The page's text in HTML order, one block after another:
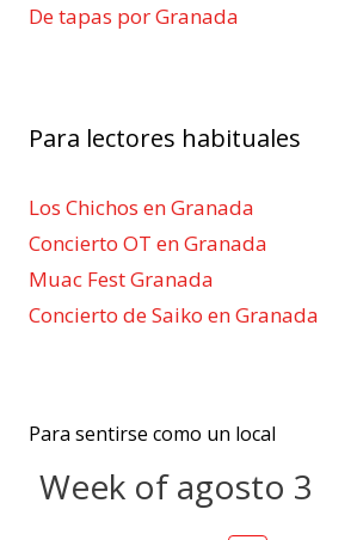
De tapas por Granada
Para lectores habituales
Los Chichos en Granada
Concierto OT en Granada
Muac Fest Granada
Concierto de Saiko en Granada
Para sentirse como un local
Week of agosto 3